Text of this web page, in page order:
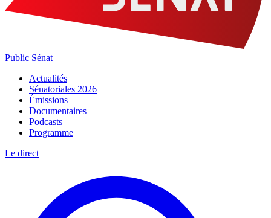
Public Sénat
Actualités
Sénatoriales 2026
Émissions
Documentaires
Podcasts
Programme
Le direct